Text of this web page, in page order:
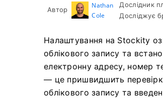
Автор
Nathan
Cole
Дослідник
Досліджує
Налаштування на Stockity
облікового запису та
електронну адресу, номер
— це пришвидшить
облікового запису та